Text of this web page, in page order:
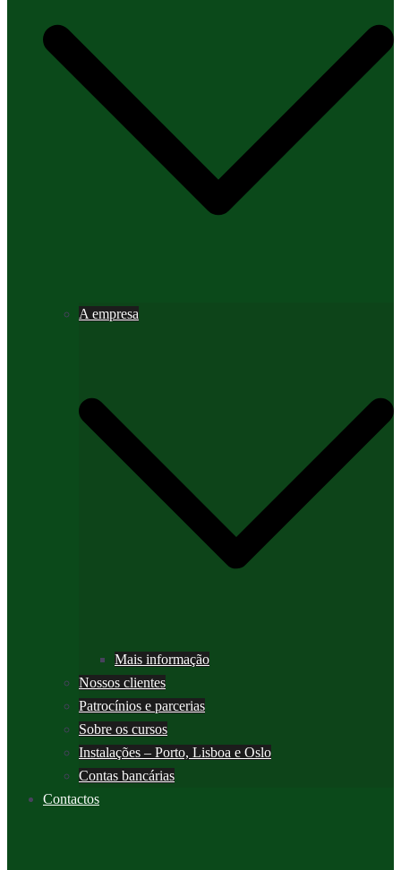
A empresa
Mais informação
Nossos clientes
Patrocínios e parcerias
Sobre os cursos
Instalações – Porto, Lisboa e Oslo
Contas bancárias
Contactos